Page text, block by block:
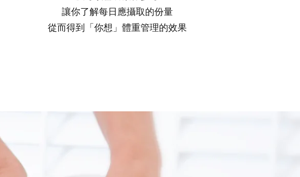
讓你了解每日應攝取的份量
從而得到「你想」體重管理的效果